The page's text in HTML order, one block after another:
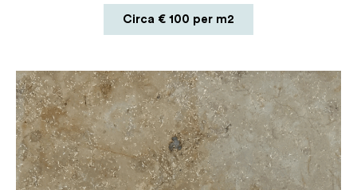
Circa € 100 per m2